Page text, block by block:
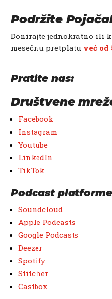
Podržite
Donirajte jednokratno ili
mesečnu pretplatu već od
Pratite nas:
Društvene
Facebook
Instagram
Youtube
LinkedIn
TikTok
Podcast
Soundcloud
Apple Podcasts
Google Podcasts
Deezer
Spotify
Stitcher
Castbox